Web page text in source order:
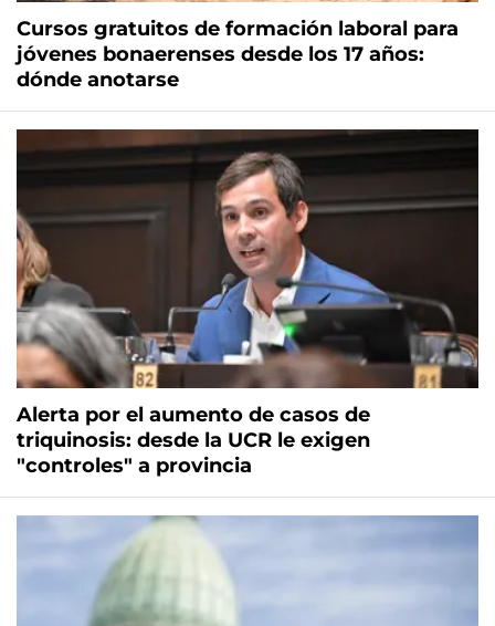
Cursos gratuitos de formación laboral para
jóvenes bonaerenses desde los 17 años:
dónde anotarse
Alerta por el aumento de casos de
triquinosis: desde la UCR le exigen
"controles" a provincia